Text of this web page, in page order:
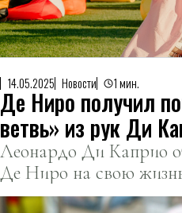
14.05.2025 Новости 1 мин.
Де Ниро получил
ветвь» из рук Ди
Леонардо Ди Каприо
Де Ниро на свою